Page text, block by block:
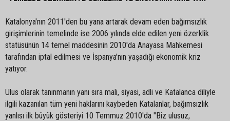
Katalonya'nın 2011'den bu yana artarak devam eden bağımsızlık
girişimlerinin temelinde ise 2006 yılında elde edilen yeni özerklik
statüsünün 14 temel maddesinin 2010'da Anayasa Mahkemesi
tarafından iptal edilmesi ve İspanya'nın yaşadığı ekonomik kriz
yatıyor.
Ulus olarak tanınmanın yanı sıra mali, siyasi, adli ve Katalanca diliyle
ilgili kazanılan tüm yeni haklarını kaybeden Katalanlar, bağımsızlık
yanlısı ilk büyük gösteriyi 10 Temmuz 2010'da "Biz ulusuz,